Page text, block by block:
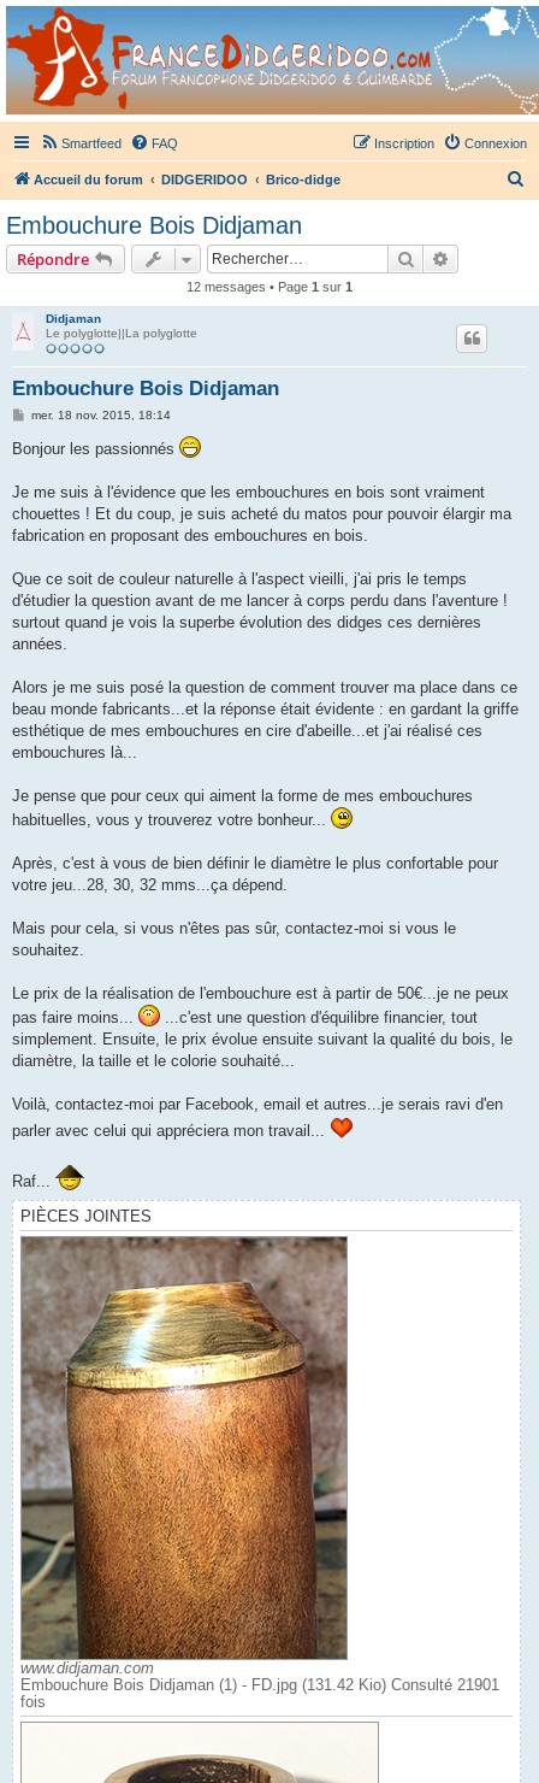
France Didgeridoo
Didgeridoo et Guimbarde sur France Didgeridoo - retrouvez la communauté.
Smartfeed FAQ Connexion
Inscription
Accueil du forum DIDGERIDOO Brico-didge
Embouchure Bois Didjaman
Répondre Rechercher
12 messages • Page 1 sur 1
Didjaman
Le polyglotte||La polyglotte
Embouchure Bois Didjaman
M
s
e
mer. 18 nov. 2015, 18:14
Bonjour les passionnés
Je me suis à l'évidence que les embouchures en bois sont vraiment
chouettes ! Et du coup, je suis acheté du matos pour pouvoir élargir ma
fabrication en proposant des embouchures en bois.
Que ce soit de couleur naturelle à l'aspect vieilli, j'ai pris le temps
d'étudier la question avant de me lancer à corps perdu dans l'aventure !
surtout quand je vois la superbe évolution des didges ces dernières
années.
Alors je me suis posé la question de comment trouver ma place dans ce
beau monde fabricants...et la réponse était évidente : en gardant la griffe
esthétique de mes embouchures en cire d'abeille...et j'ai réalisé ces
embouchures là...
Je pense que pour ceux qui aiment la forme de mes embouchures
habituelles, vous y trouverez votre bonheur...
Après, c'est à vous de bien définir le diamètre le plus confortable pour
votre jeu...28, 30, 32 mms...ça dépend.
Mais pour cela, si vous n'êtes pas sûr, contactez-moi si vous le
souhaitez.
Le prix de la réalisation de l'embouchure est à partir de 50€...je ne peux
pas faire moins...
...c'est une question d'équilibre financier, tout
simplement. Ensuite, le prix évolue ensuite suivant la qualité du bois, le
diamètre, la taille et le colorie souhaité...
Voilà, contactez-moi par Facebook, email et autres...je serais ravi d'en
parler avec celui qui appréciera mon travail...
Raf...
PIÈCES JOINTES
www.didjaman.com
Embouchure Bois Didjaman (1) - FD.jpg (131.42 Kio) Consulté 21901
fois